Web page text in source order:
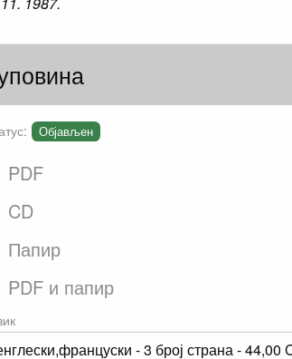
Објављен
PDF
CD
Папир
PDF и папир